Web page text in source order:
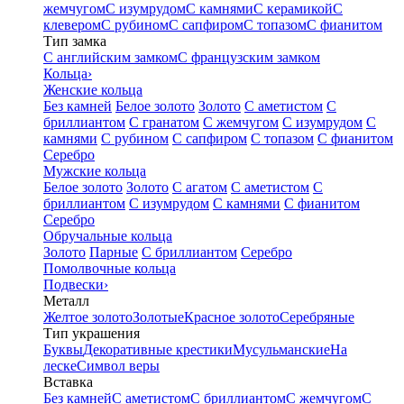
жемчугомС изумрудомС камнямиС керамикойС
клеверомС рубиномС сапфиромС топазомС фианитом
Тип замка
С английским замкомС французским замком
Кольца›
Женские кольца
Без камней Белое золото Золото С аметистом С
бриллиантом С гранатом С жемчугом С изумрудом С
камнями С рубином С сапфиром С топазом С фианитом
Серебро
Мужские кольца
Белое золото Золото С агатом С аметистом С
бриллиантом С изумрудом С камнями С фианитом
Серебро
Обручальные кольца
Золото Парные С бриллиантом Серебро
Помолвочные кольца
Подвески›
Металл
Желтое золотоЗолотыеКрасное золотоСеребряные
Тип украшения
БуквыДекоративные крестикиМусульманскиеНа
лескеСимвол веры
Вставка
Без камнейС аметистомС бриллиантомС жемчугомС